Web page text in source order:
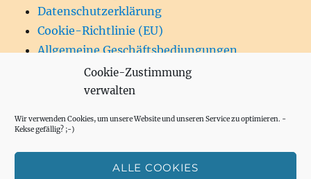
Cookie-Zustimmung
verwalten
Wir verwenden Cookies, um unsere Website und unseren Service zu optimieren. -
Kekse gefällig? ;-)
ALLE COOKIES
Datenschutzerklärung
Cookie-Richtlinie (EU)
Allgemeine Geschäftsbediungungen
Suchen
nach: